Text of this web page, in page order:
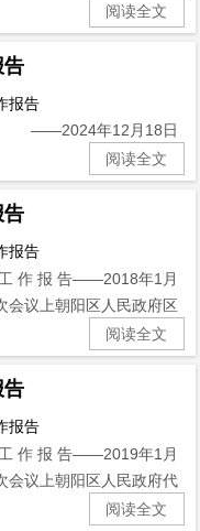
阅读全文
告
报告
——2024年12月18日
阅读全文
告
报告
作 报 告——2018年1月
会议上朝阳区人民政府区
阅读全文
告
报告
作 报 告——2019年1月
会议上朝阳区人民政府代
阅读全文